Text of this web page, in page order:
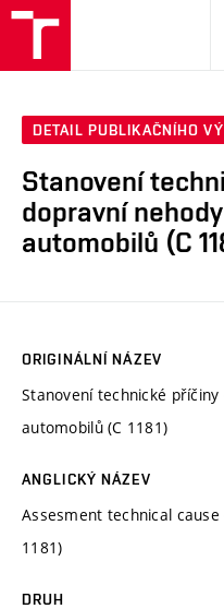
DETAIL PUBLIKAČNÍHO
Stanovení
dopravní
automobilů (C
ORIGINÁLNÍ NÁZEV
Stanovení technické
automobilů (C 1181)
ANGLICKÝ NÁZEV
Assesment technical
1181)
DRUH